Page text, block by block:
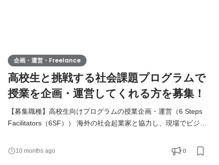
企画・運営・Freelance
高校生と挑戦する社会課題プログラムで
授業を企画・運営してくれる方を募集！
【募集職種】高校生向けプログラムの授業企画・運営（6 Steps
Facilitators（6SF）） 海外の社会起業家と協力し、現場でビジネ
画・運営いただきます。 生徒の学習意欲を引き出し、プロジェク
ト活動をサポートしながら、授業改善やスタッフ・教員・大学生
10 months ago 0